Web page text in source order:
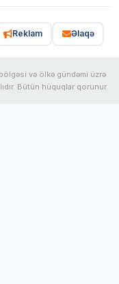
Reklam Əlaqə
və ölkə gündəmi üzrə
Bütün hüquqlar qorunur.